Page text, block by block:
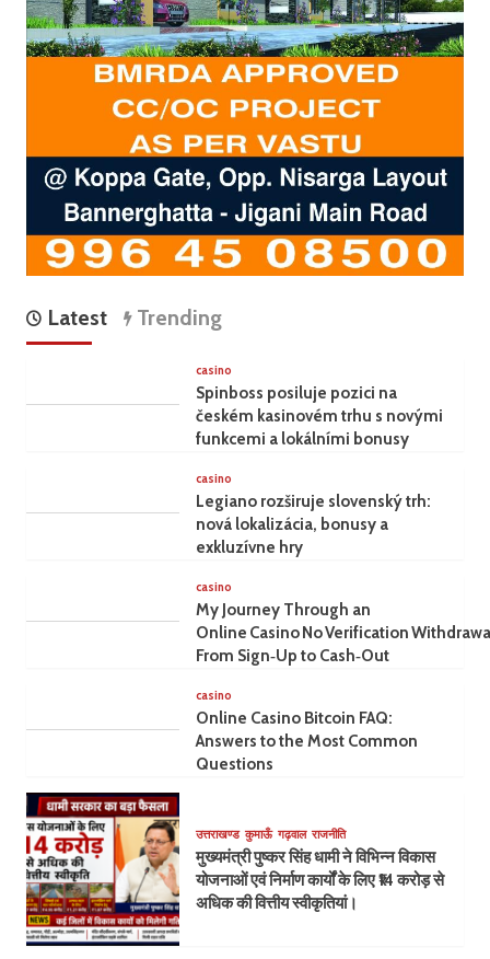
बनी
समिति
ने
ड्राफ्ट
मुख्यमंत्री
पुष्कर
धामी
को
सौंपा।
Latest Trending
casino
Spinboss posiluje pozici na
českém kasinovém trhu s novými
funkcemi a lokálními bonusy
casino
Legiano rozširuje slovenský trh:
nová lokalizácia, bonusy a
exkluzívne hry
casino
My Journey Through an
Online Casino No Verification
From Sign‑Up to Cash‑Out
casino
Online Casino Bitcoin FAQ:
Answers to the Most Common
Questions
उत्तराखण्ड कुमाऊँ गढ़वाल राजनीति
मुख्यमंत्री पुष्कर सिंह धामी ने विभिन्न विकास
योजनाओं एवं निर्माण कार्यों के लिए ₹14 करोड़ से
अधिक की वित्तीय स्वीकृतियां।